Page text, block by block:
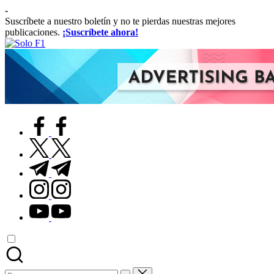
Saltar
al
contenido
-
Suscríbete a nuestro boletín y no te pierdas nuestras mejores
publicaciones. ¡Suscríbete ahora!
Para
Amantes
F1
facebook.com
twitter.com
t.me
instagram.com
youtube.com
Buscar: